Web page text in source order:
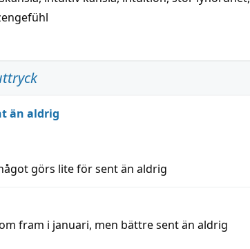
än aldrig
görs lite för sent än aldrig
fram i januari, men bättre sent än aldrig